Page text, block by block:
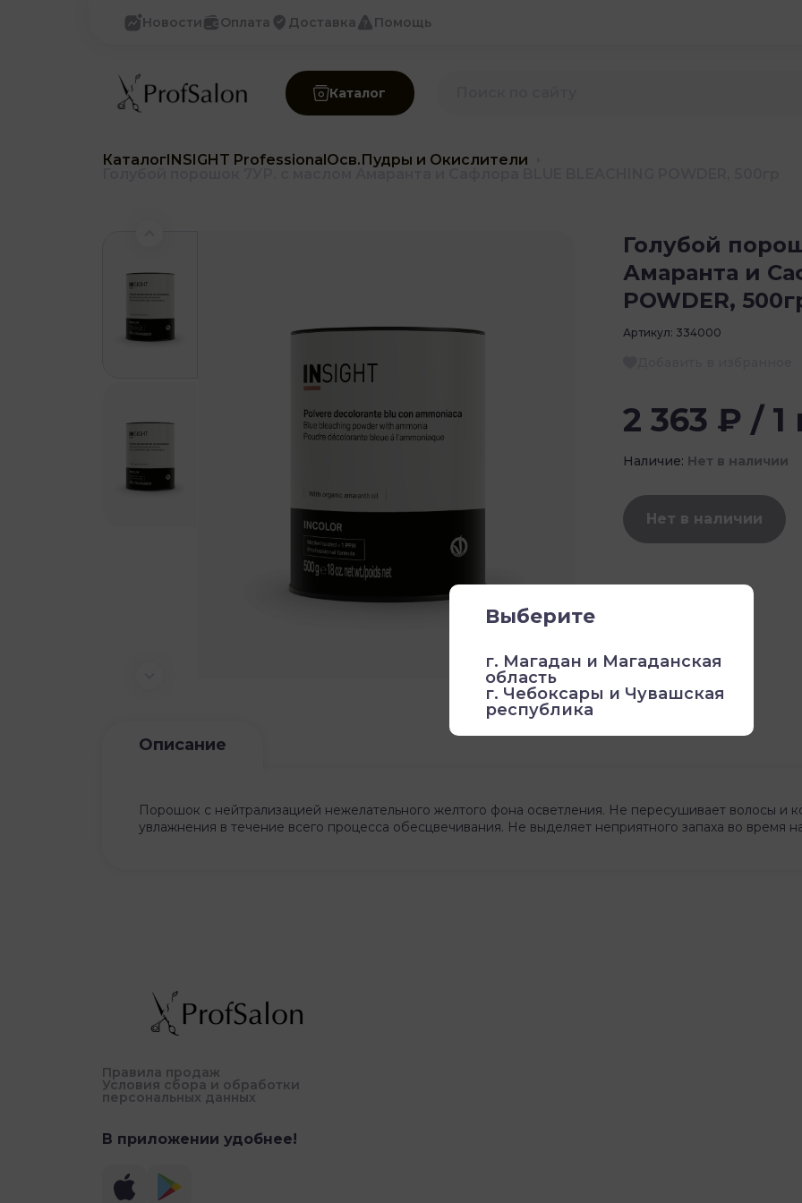
Новости Оплата Доставка Помощь
Каталог
КаталогINSIGHT ProfessionalОсв.Пудры и Окислители
Голубой
Амаранта и
POWDER,
Артикул: 334000
2 363 ₽ / 1
Наличие: Нет в наличии
Нет в наличии
Описание
Порошок с нейтрализацией нежелательного желтого фона осветления. Не пересушивает волосы и
увлажнения в течение всего процесса обесцвечивания. Не выделяет неприятного запаха во время
Правила продаж
Условия сбора и обработки
персональных данных
В приложении удобнее!
Выберите
г. Магадан и Магаданская
область
г. Чебоксары и Чувашская
республика